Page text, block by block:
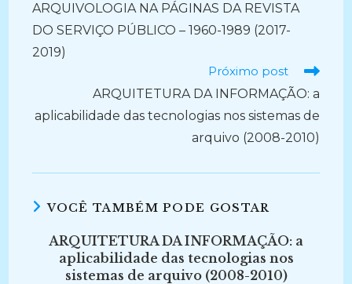
artigos
ARQUIVOLOGIA NA PÁGINAS DA REVISTA
DO SERVIÇO PÚBLICO – 1960-1989 (2017-
2019)
Próximo post
ARQUITETURA DA INFORMAÇÃO: a
aplicabilidade das tecnologias nos sistemas de
arquivo (2008-2010)
VOCÊ TAMBÉM PODE GOSTAR
ARQUITETURA DA INFORMAÇÃO: a
aplicabilidade das tecnologias nos
sistemas de arquivo (2008-2010)